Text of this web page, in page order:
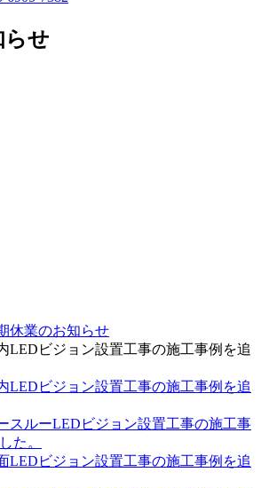
休業のお知らせ
LEDビジョン設置工事の施工事例を追
LEDビジョン設置工事の施工事例を追
スルーLEDビジョン設置工事の施工事
た。
LEDビジョン設置工事の施工事例を追